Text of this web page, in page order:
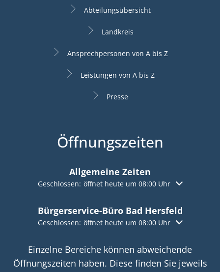
Abteilungsübersicht
Landkreis
Ansprechpersonen von A bis Z
Leistungen von A bis Z
Presse
Öffnungszeiten
Allgemeine Zeiten
Klicken, um weitere Öffnungs- oder Schließzeiten
Geschlossen: öffnet heute um 08:00 Uhr
Bürgerservice-Büro Bad Hersfeld
Klicken, um weitere Öffnungs- oder Schließzeiten
Geschlossen: öffnet heute um 08:00 Uhr
Einzelne Bereiche können abweichende
Öffnungszeiten haben. Diese finden Sie jeweils